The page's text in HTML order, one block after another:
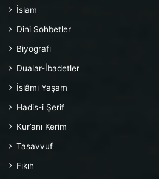
İslam
Dini Sohbetler
Biyografi
Dualar-İbadetler
İslâmi Yaşam
Hadis-i Şerif
Kur’anı Kerim
Tasavvuf
Fıkıh